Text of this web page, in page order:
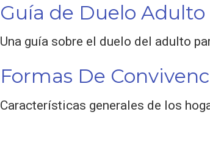
Guía de Duelo
Una guía sobre el duelo del adulto
Formas De
Características generales de los